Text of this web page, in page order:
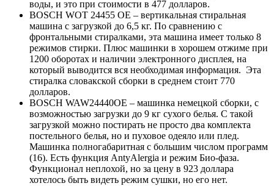
воды, и это при стоимости в 477 долларов.
BOSCH WOT 24455 OE – вертикальная стиральная
машина с загрузкой до 6,5 кг. По сравнению с
фронтальными стиралками, эта машина имеет только 8
режимов стирки. Плюс машинки в хорошем отжиме при
1200 оборотах и наличии электронного дисплея, на
который выводится вся необходимая информация. Эта
стиралка словакской сборки в среднем стоит 770
долларов.
BOSCH WAW24440OE – машинка немецкой сборки, с
возможностью загрузки до 9 кг сухого белья. С такой
загрузкой можно постирать не просто два комплекта
постельного белья, но и пуховое одеяло или плед.
Машинка полногабаритная с большим числом программ
(16). Есть функция AntyAlergia и режим Био-фаза.
Функционал неплохой, но за цену в 923 доллара
хотелось быть видеть режим сушки, но его нет.